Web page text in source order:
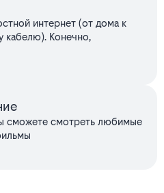
интернет (от дома к
кабелю). Конечно,
сможете смотреть любимые